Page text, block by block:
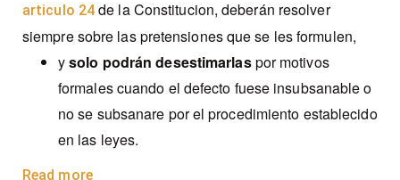
articulo 24 de la Constitucion, deberán resolver
siempre sobre las pretensiones que se les formulen,
ysolo podrán desestimarlaspor motivos
formales cuando el defecto fuese insubsanable o
no se subsanare por el procedimiento establecido
en las leyes.
Read more